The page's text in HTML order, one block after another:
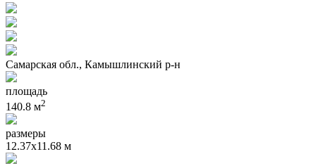
Самарская обл., Камышлинский р-н
площадь
140.8 м2
размеры
12.37х11.68 м